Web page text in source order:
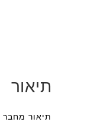
תיאור